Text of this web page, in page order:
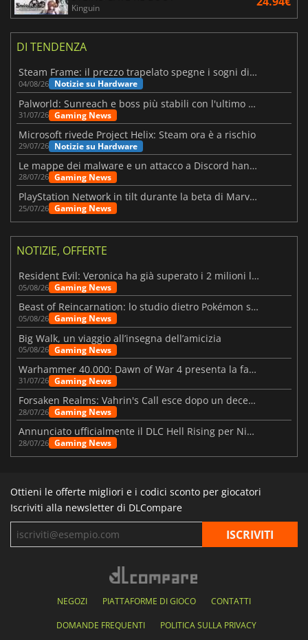
Kinguin
DI TENDENZA
Steam Frame: il prezzo trapelato spegne i sogni di un VR economico
04/08/26 Notizie su Hardware
Palworld: Sunreach e boss più stabili con l'ultimo update
31/07/26 Gaming News
Microsoft rivede Project Helix: Steam ora è a rischio
29/07/26 Notizie su Hardware
Le mappe dei malware e un attacco a Discord hanno colpito Meccha Chameleon
28/07/26 Gaming News
PlayStation Network in tilt durante la beta di Marvel Tōkon
25/07/26 Gaming News
NOTIZIE, OFFERTE
Resident Evil: Veronica ha già superato i 2 milioni liste dei desideri
05/08/26 Gaming News
Beast of Reincarnation: lo studio dietro Pokémon su una nuova strada
05/08/26 Gaming News
Big Walk, un viaggio all’insegna dell’amicizia
05/08/26 Gaming News
Warhammer 40.000: Dawn of War 4 presenta la fazione dei Necron
31/07/26 Gaming News
Forsaken Realms: Vahrin's Call esce dopo un decennio di sviluppo
28/07/26 Gaming News
Annunciato ufficialmente il DLC Hell Rising per Nioh 3
28/07/26 Gaming News
Ottieni le offerte migliori e i codici sconto per giocatori
Iscriviti alla newsletter di DLCompare
NEGOZI PIATTAFORME DI GIOCO CONTATTI
DOMANDE FREQUENTI POLITICA SULLA PRIVACY